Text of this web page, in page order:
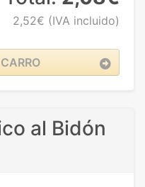
2,52€ (IVA incluido)
al Bidón